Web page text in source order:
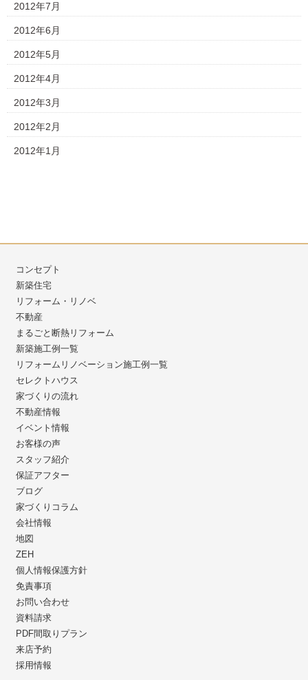
2012年7月
2012年6月
2012年5月
2012年4月
2012年3月
2012年2月
2012年1月
コンセプト
新築住宅
リフォーム・リノベ
不動産
まるごと断熱リフォーム
新築施工例一覧
リフォームリノベーション施工例一覧
セレクトハウス
家づくりの流れ
不動産情報
イベント情報
お客様の声
スタッフ紹介
保証アフター
ブログ
家づくりコラム
会社情報
地図
ZEH
個人情報保護方針
免責事項
お問い合わせ
資料請求
PDF間取りプラン
来店予約
採用情報